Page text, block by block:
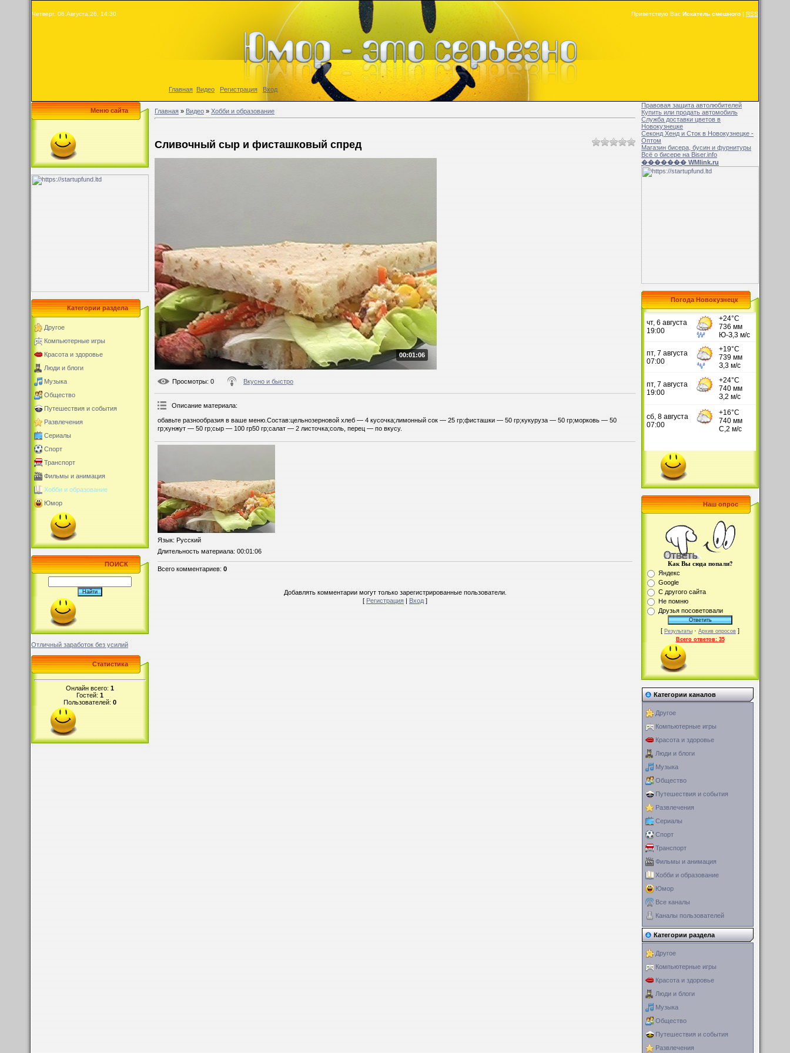
Четверг, 06.Августа.26, 14:30 Приветствую Вас Искатель смешного | RSS
Главная Видео Регистрация Вход
Меню сайта
Категории раздела
Другое
Компьютерные игры
Красота и здоровье
Люди и блоги
Музыка
Общество
Путешествия и события
Развлечения
Сериалы
Спорт
Транспорт
Фильмы и анимация
Хобби и образование
Юмор
ПОИСК
Отличный заработок без усилий
Статистика
Онлайн всего: 1
Гостей: 1
Пользователей: 0
Главная»Видео»Хобби и образование
Сливочный сыр и фисташковый спред
00:01:06
Просмотры: 0 Вкусно и быстро
Описание материала:
обавьте разнообразия в ваше меню.Состав:цельнозерновой хлеб — 4 кусочка;лимонный сок — 25 гр;фисташки — 50 гр;кукуруза — 50 гр;морковь — 50
гр;кунжут — 50 гр;сыр — 100 гр50 гр;салат — 2 листочка;соль, перец — по вкусу.
Язык: Русский
Длительность материала: 00:01:06
Всего комментариев:0
Добавлять комментарии могут только зарегистрированные пользователи.
[Регистрация|Вход]
Правовая защита автолюбителей
Купить или продать автомобиль
Служба доставки цветов в
Новокузнецке
Секонд Хенд и Сток в Новокузнецке -
Оптом
Магазин бисера, бусин и фурнитуры
Всё о бисере на Biser.info
������� WMlink.ru
Погода Новокузнецк
Наш опрос
Как Вы сюда попали?
Яндекс
Google
С другого сайта
Не помню
Друзья посоветовали
[ Результаты · Архив опросов ]
Всего ответов: 35
Категории каналов
Другое
Компьютерные игры
Красота и здоровье
Люди и блоги
Музыка
Общество
Путешествия и события
Развлечения
Сериалы
Спорт
Транспорт
Фильмы и анимация
Хобби и образование
Юмор
Все каналы
Каналы пользователей
Категории раздела
Другое
Компьютерные игры
Красота и здоровье
Люди и блоги
Музыка
Общество
Путешествия и события
Развлечения